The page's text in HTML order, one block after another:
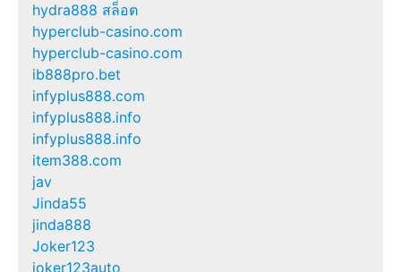
hydra888 สล็อต
hyperclub-casino.com
hyperclub-casino.com
ib888pro.bet
infyplus888.com
infyplus888.info
infyplus888.info
item388.com
jav
Jinda55
jinda888
Joker123
joker123auto